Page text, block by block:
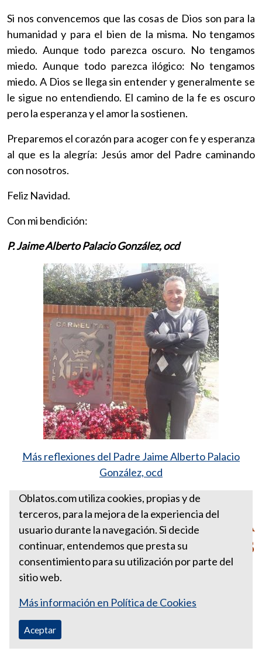
Si nos convencemos que las cosas de Dios son para la
humanidad y para el bien de la misma. No tengamos
miedo. Aunque todo parezca oscuro. No tengamos
miedo. Aunque todo parezca ilógico: No tengamos
miedo. A Dios se llega sin entender y generalmente se
le sigue no entendiendo. El camino de la fe es oscuro
pero la esperanza y el amor la sostienen.
Preparemos el corazón para acoger con fe y esperanza
al que es la alegría: Jesús amor del Padre caminando
con nosotros.
Feliz Navidad.
Con mi bendición:
P. Jaime Alberto Palacio González, ocd
Más reflexiones del Padre Jaime Alberto Palacio
González, ocd
Santa Sede
PARA ESTA SEMANA
DICIEMBRE 23 DE 2013
Oblatos.com utiliza cookies, propias y de
terceros, para la mejora de la experiencia del
usuario durante la navegación. Si decide
continuar, entendemos que presta su
consentimiento para su utilización por parte del
sitio web.
Más información en Política de Cookies
Aceptar